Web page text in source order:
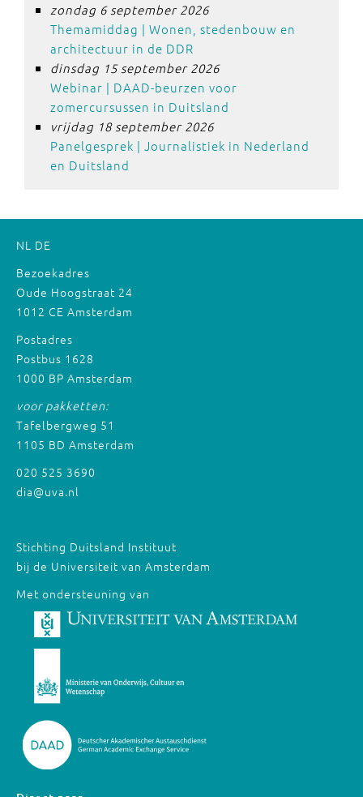
zondag 6 september 2026
Themamiddag | Wonen, stedenbouw en
architectuur in de DDR
dinsdag 15 september 2026
Webinar | DAAD-beurzen voor
zomercursussen in Duitsland
vrijdag 18 september 2026
Panelgesprek | Journalistiek in Nederland
en Duitsland
NL DE
Bezoekadres
Oude Hoogstraat 24
1012 CE Amsterdam
Postadres
Postbus 1628
1000 BP Amsterdam
voor pakketten:
Tafelbergweg 51
1105 BD Amsterdam
020 525 3690
dia@uva.nl
Stichting Duitsland Instituut
bij de Universiteit van Amsterdam
Met ondersteuning van